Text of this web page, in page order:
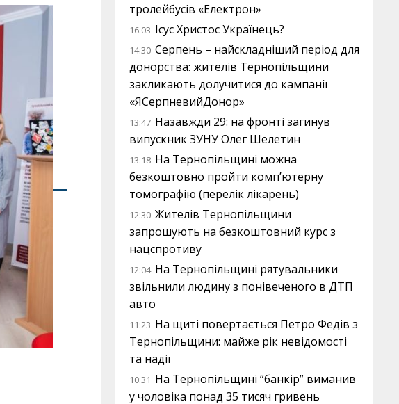
тролейбусів «Електрон»
16:03 Ісус Христос Українець?
14:30 Серпень – найскладніший період для
донорства: жителів Тернопільщини
закликають долучитися до кампанії
«ЯСерпневийДонор»
13:47 Назавжди 29: на фронті загинув
випускник ЗУНУ Олег Шелетин
13:18 На Тернопільщині можна
безкоштовно пройти комп’ютерну
томографію (перелік лікарень)
12:30 Жителів Тернопільщини
запрошують на безкоштовний курс з
нацспротиву
12:04 На Тернопільщині рятувальники
звільнили людину з понівеченого в ДТП
авто
11:23 На щиті повертається Петро Федів з
Тернопільщини: майже рік невідомості
та надії
10:31 На Тернопільщині “банкір” виманив
у чоловіка понад 35 тисяч гривень